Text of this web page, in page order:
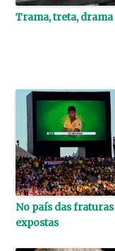
Trama, treta, drama
No país das fraturas
expostas